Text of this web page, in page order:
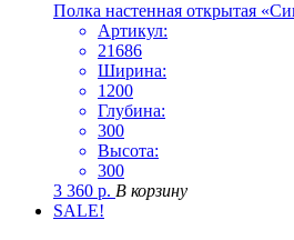
Полка настенная открытая
Артикул:
21686
Ширина:
1200
Глубина:
300
Высота:
300
3 360 р. В корзину
SALE!